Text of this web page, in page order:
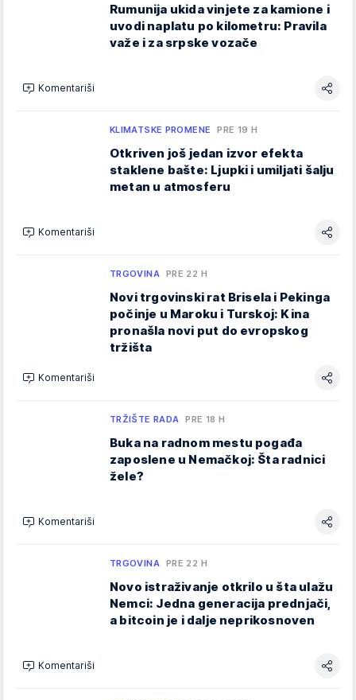
Rumunija ukida vinjete za kamione i
uvodi naplatu po kilometru: Pravila
važe i za srpske vozače
Komentariši
KLIMATSKE PROMENE PRE 19 H
Otkriven još jedan izvor efekta
staklene bašte: Ljupki i umiljati šalju
metan u atmosferu
Komentariši
TRGOVINA PRE 22 H
Novi trgovinski rat Brisela i Pekinga
počinje u Maroku i Turskoj: Kina
pronašla novi put do evropskog
tržišta
Komentariši
TRŽIŠTE RADA PRE 18 H
Buka na radnom mestu pogađa
zaposlene u Nemačkoj: Šta radnici
žele?
Komentariši
TRGOVINA PRE 22 H
Novo istraživanje otkrilo u šta ulažu
Nemci: Jedna generacija prednjači,
a bitcoin je i dalje neprikosnoven
Komentariši